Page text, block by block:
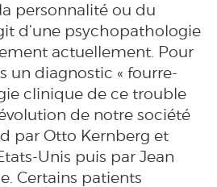
personnalité ou du
d’une psychopathologie
actuellement. Pour
un diagnostic « fourre-
clinique de ce trouble
de notre société
par Otto Kernberg et
Unis puis par Jean
Certains patients